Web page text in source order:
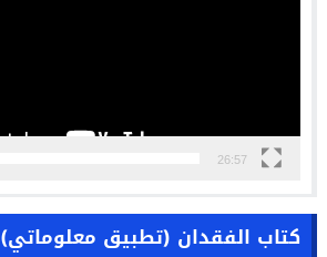
26:57
كتاب الفقدان (تطبيق معلوماتي)